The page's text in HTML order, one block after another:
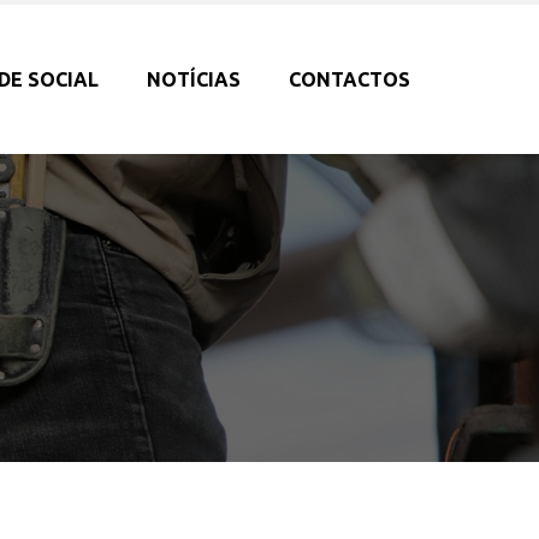
SOCIAL NOTÍCIAS CONTACTOS